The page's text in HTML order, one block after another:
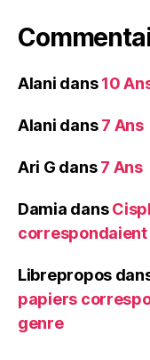
Alani dans10
Alani dans7 Ans
Ari G dans7 Ans
Damia dans
correspondaient
Librepropos
papiers
genre